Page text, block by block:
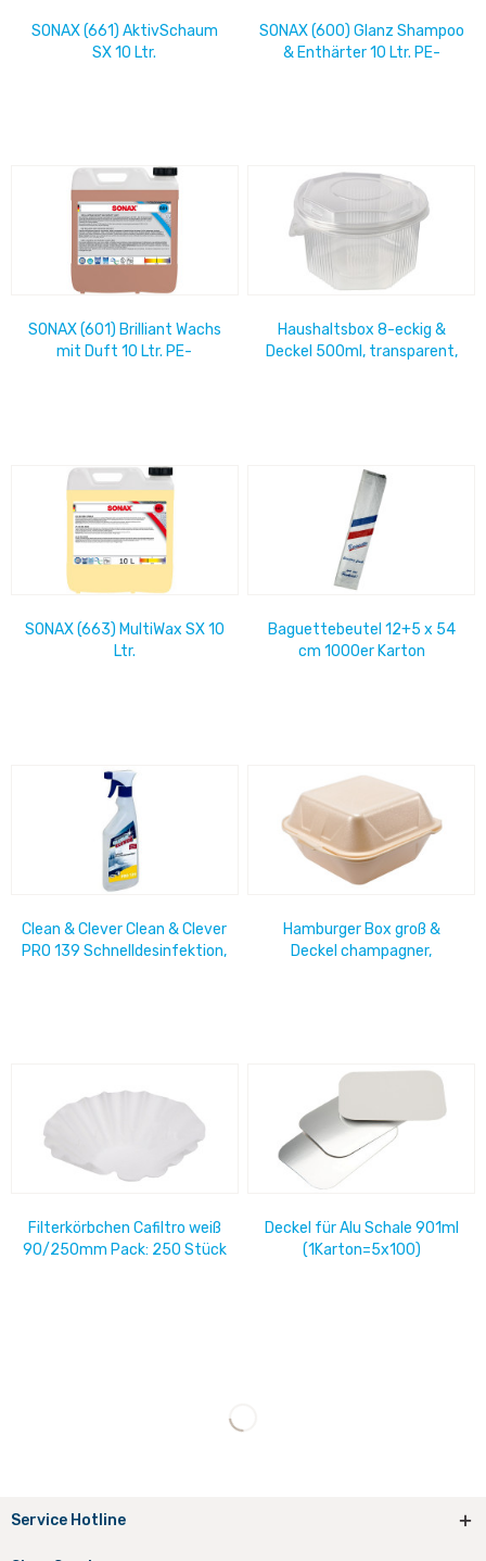
SONAX (661) AktivSchaum
SX 10 Ltr.
SONAX (600) Glanz Shampoo
& Enthärter 10 Ltr. PE-
SONAX (601) Brilliant Wachs
mit Duft 10 Ltr. PE-
Haushaltsbox 8-eckig &
Deckel 500ml, transparent,
SONAX (663) MultiWax SX 10
Ltr.
Baguettebeutel 12+5 x 54
cm 1000er Karton
Clean & Clever Clean & Clever
PRO 139 Schnelldesinfektion,
Hamburger Box groß &
Deckel champagner,
Filterkörbchen Cafiltro weiß
90/250mm Pack: 250 Stück
Deckel für Alu Schale 901ml
(1Karton=5x100)
Service Hotline